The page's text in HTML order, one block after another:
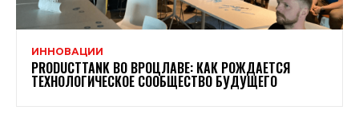
ИННОВАЦИИ
PRODUCTTANK ВО ВРОЦЛАВЕ: КАК РОЖДАЕТСЯ
ТЕХНОЛОГИЧЕСКОЕ СООБЩЕСТВО БУДУЩЕГО